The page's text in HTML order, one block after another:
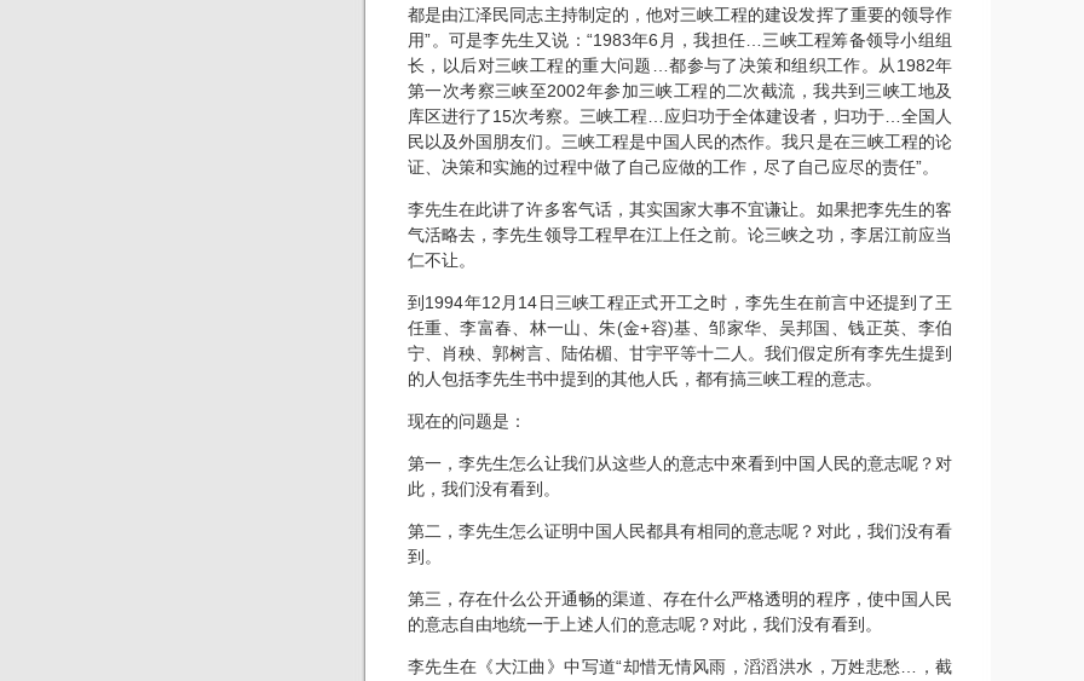
都是由江泽民同志主持制定的，他对三峡工程的建设发挥了重要的领导作
用”。可是李先生又说：“1983年6月，我担任…三峡工程筹备领导小组组
长，以后对三峡工程的重大问题…都参与了决策和组织工作。从1982年
第一次考察三峡至2002年参加三峡工程的二次截流，我共到三峡工地及
库区进行了15次考察。三峡工程…应归功于全体建设者，归功于…全国人
民以及外国朋友们。三峡工程是中国人民的杰作。我只是在三峡工程的论
证、决策和实施的过程中做了自己应做的工作，尽了自己应尽的责任”。
李先生在此讲了许多客气话，其实国家大事不宜谦让。如果把李先生的客
气活略去，李先生领导工程早在江上任之前。论三峡之功，李居江前应当
仁不让。
到1994年12月14日三峡工程正式开工之时，李先生在前言中还提到了王
任重、李富春、林一山、朱(金+容)基、邹家华、吴邦国、钱正英、李伯
宁、肖秧、郭树言、陆佑楣、甘宇平等十二人。我们假定所有李先生提到
的人包括李先生书中提到的其他人氏，都有搞三峡工程的意志。
现在的问题是：
第一，李先生怎么让我们从这些人的意志中來看到中国人民的意志呢？对
此，我们没有看到。
第二，李先生怎么证明中国人民都具有相同的意志呢？对此，我们没有看
到。
第三，存在什么公开通畅的渠道、存在什么严格透明的程序，使中国人民
的意志自由地统一于上述人们的意志呢？对此，我们没有看到。
李先生在《大江曲》中写道“却惜无情风雨，滔滔洪水，万姓悲愁…，截